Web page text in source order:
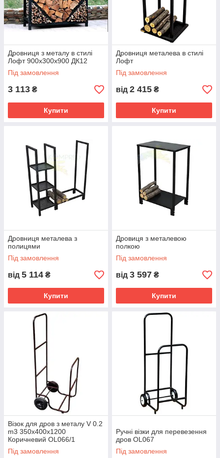
Дровниця з металу в стилі
Лофт 900х300х900 ДК12
Під замовлення
3 113 ₴
Купити
Дровниця металева в стилі
Лофт
Під замовлення
від 2 415 ₴
Купити
Дровниця металева з
полицями
Під замовлення
від 5 114 ₴
Купити
Дровиця з металевою
полкою
Під замовлення
від 3 597 ₴
Купити
Візок для дров з металу V 0.2
m3 350х400х1200
Коричневий OL066/1
Під замовлення
Ручні візки для перевезення
дров OL067
Під замовлення